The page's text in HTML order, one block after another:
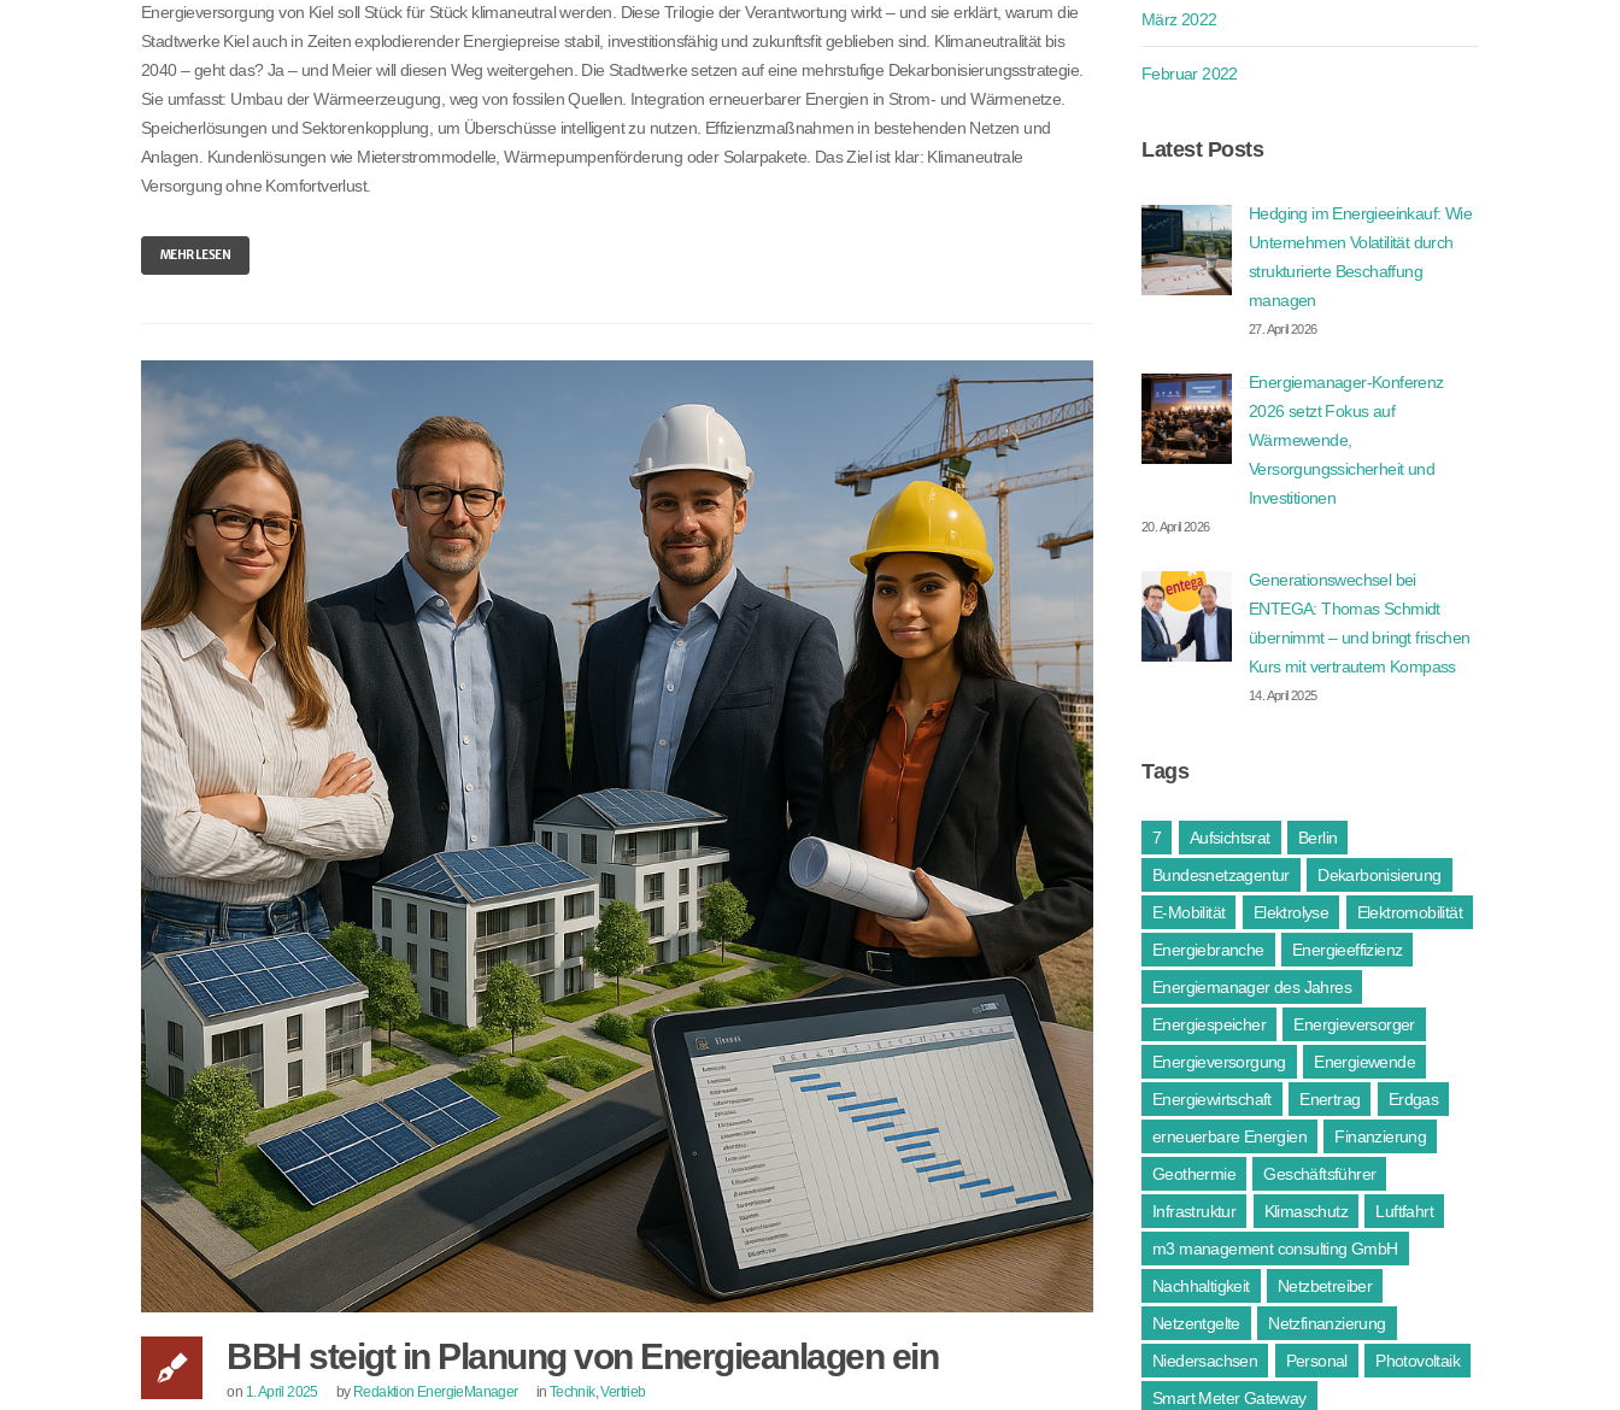
Energieversorgung von Kiel soll Stück für Stück klimaneutral werden. Diese Trilogie der Verantwortung wirkt – und sie erklärt, warum die
Stadtwerke Kiel auch in Zeiten explodierender Energiepreise stabil, investitionsfähig und zukunftsfit geblieben sind. Klimaneutralität bis
2040 – geht das? Ja – und Meier will diesen Weg weitergehen. Die Stadtwerke setzen auf eine mehrstufige Dekarbonisierungsstrategie.
Sie umfasst: Umbau der Wärmeerzeugung, weg von fossilen Quellen. Integration erneuerbarer Energien in Strom- und Wärmenetze.
Speicherlösungen und Sektorenkopplung, um Überschüsse intelligent zu nutzen. Effizienzmaßnahmen in bestehenden Netzen und
Anlagen. Kundenlösungen wie Mieterstrommodelle, Wärmepumpenförderung oder Solarpakete. Das Ziel ist klar: Klimaneutrale
Versorgung ohne Komfortverlust.
MEHR LESEN
BBH steigt in Planung von Energieanlagen ein
on 1. April 2025 by Redaktion EnergieManager in Technik,Vertrieb
März 2022
Februar 2022
Latest Posts
Hedging im Energieeinkauf: Wie
Unternehmen Volatilität durch
strukturierte Beschaffung
managen
27. April 2026
Energiemanager-Konferenz
2026 setzt Fokus auf
Wärmewende,
Versorgungssicherheit und
Investitionen
20. April 2026
Generationswechsel bei
ENTEGA: Thomas Schmidt
übernimmt – und bringt frischen
Kurs mit vertrautem Kompass
14. April 2025
Tags
7 Aufsichtsrat
Berlin
Bundesnetzagentur
Dekarbonisierung
E-Mobilität
Elektrolyse
Elektromobilität
Energiebranche
Energieeffizienz
Energiemanager des Jahres
Energiespeicher
Energieversorger
Energieversorgung
Energiewende
Energiewirtschaft
Enertrag
Erdgas
erneuerbare Energien
Finanzierung
Geothermie
Geschäftsführer
Infrastruktur
Klimaschutz
Luftfahrt
m3 management consulting GmbH
Nachhaltigkeit
Netzbetreiber
Netzentgelte
Netzfinanzierung
Niedersachsen
Personal
Photovoltaik
Smart Meter Gateway